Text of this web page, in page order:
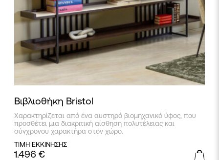
Βιβλιοθήκη Bristol
Χαρακτηρίζεται από ένα αυστηρό βιομηχανικό ύφος, που
προσθέτει μια διακριτική αίσθηση πολυτέλειας και
σύγχρονου χαρακτήρα στον χώρο.
ΤΙΜΗ ΕΚΚΙΝΗΣΗΣ
1.496 €